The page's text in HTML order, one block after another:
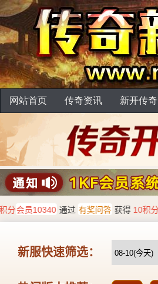
网站首页 传奇资讯 新开传奇